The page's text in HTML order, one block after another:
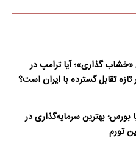
«خشاب گذاری»؛ آیا ترامپ در
تقابل گسترده با ایران است؟
بورس؛ بهترین سرمایه‌گذاری در
تورم